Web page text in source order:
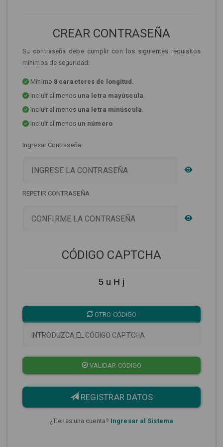
CREAR CONTRASEÑA
Su contraseña debe cumplir con los siguientes requisitos
mínimos de seguridad:
Mínimo 8 caracteres de longitud.
Incluir al menos una letra mayúscula.
Incluir al menos una letra minúscula.
Incluir al menos un número.
Ingresar Contraseña
REPETIR CONTRASEÑA
CÓDIGO CAPTCHA
5 u H j
OTRO CÓDIGO
VALIDAR CÓDIGO
REGISTRAR DATOS
¿Tienes una cuenta? Ingresar al Sistema